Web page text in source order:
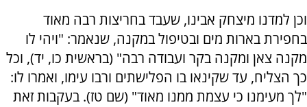
וכן למדנו מיצחק אבינו, שעבד בחריצות רבה מאוד
בחפירת בארות מים ובטיפול במקנה, שנאמר: "ויהי לו
מקנה צאן ומקנה בקר ועבודה רבה" (בראשית כו, יד), וכל
כך הצליח, עד שקינאו בו הפלישתים ורבו עימו, ואמרו לו:
"לך מעימנו כי עצמת ממנו מאוד" (שם טז). בעקבות זאת